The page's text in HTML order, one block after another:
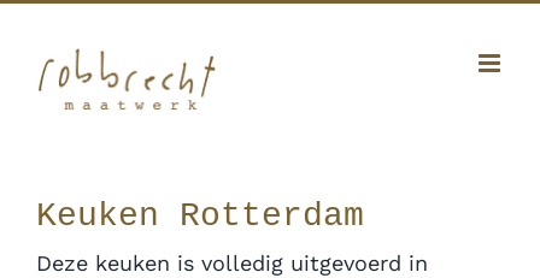
inhoud
010 341 12 20
Keuken Rotterdam
Deze keuken is volledig uitgevoerd in